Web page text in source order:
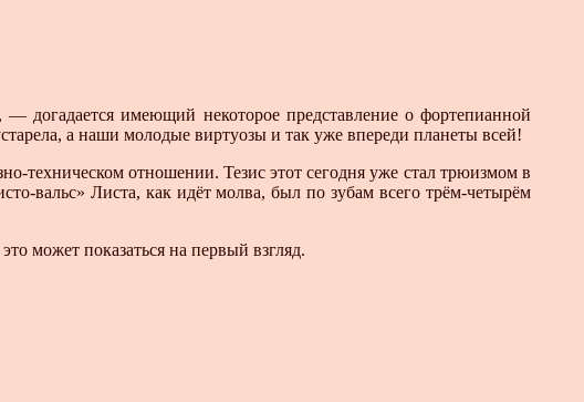
имеющий некоторое представление о фортепианной
а наши молодые виртуозы и так уже впереди планеты всей!
техническом отношении. Тезис этот сегодня уже стал трюизмом в
вальс» Листа, как идёт молва, был по зубам всего трём-четырём
может показаться на первый взгляд.